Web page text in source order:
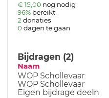
€ 15,00 nog nodig
96% bereikt
2 donaties
0 dagen te gaan
Bijdragen (2)
Naam
WOP Schollevaar
WOP Schollevaar
Eigen bijdrage deeln